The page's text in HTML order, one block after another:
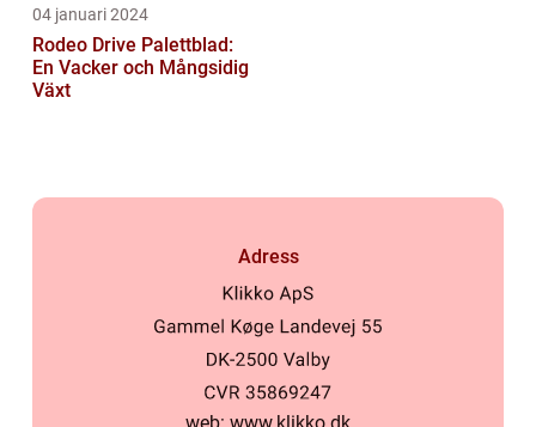
04 januari 2024
Rodeo Drive Palettblad:
En Vacker och Mångsidig
Växt
Adress